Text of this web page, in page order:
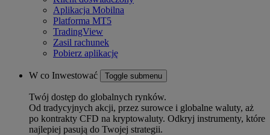
Aplikacja Mobilna
Platforma MT5
TradingView
Zasil rachunek
Pobierz aplikację
W co Inwestować Toggle submenu
Twój dostęp do globalnych rynków.
Od tradycyjnych akcji, przez surowce i globalne waluty, aż
po kontrakty CFD na kryptowaluty. Odkryj instrumenty, które
najlepiej pasują do Twojej strategii.